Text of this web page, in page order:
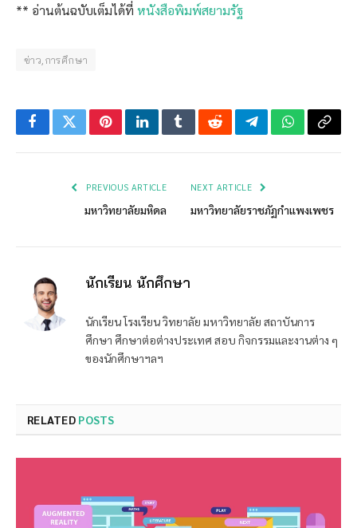
** อ่านต้นฉบับเต็มได้ที่ หนังสือพิมพ์สยามรัฐ
ข่าว,การศึกษา
FacebookTwitterPinterestLinkedInTumblrRedditTelegramWhatsApp
Copy
PREVIOUS ARTICLE
มหาวิทยาลัยมหิดล
NEXT ARTICLE
มหาวิทยาลัยราชภัฏกำแพงเพชร
นักเรียน นักศึกษา
นักเรียน โรงเรียน วิทยาลัย มหาวิทยาลัย สถาบันการ
ศึกษา ศึกษาต่อต่างประเทศ สอบ กิจกรรมและงานต่าง ๆ
ของนักศึกษาฯลฯ
RELATED POSTS